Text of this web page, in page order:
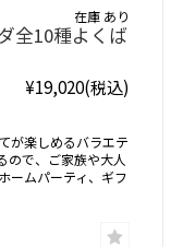
在庫 あり
全10種よくば
¥19,020(税込)
が楽しめるバラエテ
ので、ご家族や大人
ームパーティ、ギフ